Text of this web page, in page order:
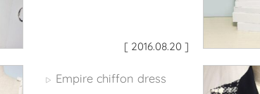
[ 2016.08.20 ]
▷ Empire chiffon dress